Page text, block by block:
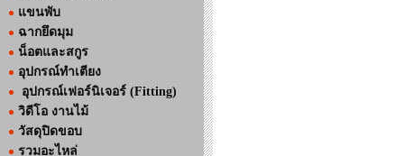
แขนพับ
ฉากยึดมุม
น็อตและสกูร
อุปกรณ์ทำเตียง
อุปกรณ์เฟอร์นิเจอร์ (Fitting)
วิดีโอ งานไม้
วัสดุปิดขอบ
รวมอะไหล่